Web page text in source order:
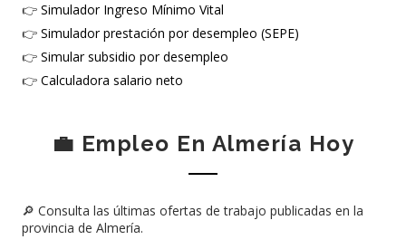
👉 Simulador Ingreso Mínimo Vital
👉 Simulador prestación por desempleo (SEPE)
👉 Simular subsidio por desempleo
👉 Calculadora salario neto
💼 Empleo En Almería Hoy
🔎 Consulta las últimas ofertas de trabajo publicadas en la
provincia de Almería.